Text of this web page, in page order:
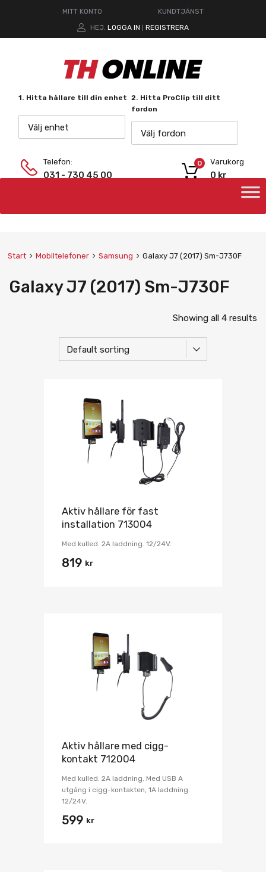
MITT KONTO
KUNDTJÄNST
HEJ. LOGGA IN REGISTRERA
1. Hitta hållare till din enhet
Välj enhet
2. Hitta ProClip till ditt
fordon
Välj fordon
Telefon:
031 - 730 45 00
Varukorg
0 kr
0
Start Mobiltelefoner Samsung Galaxy J7 (2017) Sm-J730F
Galaxy J7 (2017) Sm-J730F
Showing all 4 results
Aktiv hållare för fast
installation 713004
Med kulled. 2A laddning. 12/24V.
819 kr
Aktiv hållare med cigg-
kontakt 712004
Med kulled. 2A laddning. Med USB A
utgång i cigg-kontakten, 1A laddning.
12/24V.
599 kr